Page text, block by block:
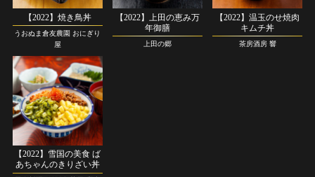
【2022】焼き鳥丼
うおぬま倉友農園 おにぎり
屋
【2022】上田の恵み万
年御膳
上田の郷
【2022】温玉のせ焼肉
キムチ丼
茶房酒房 響
【2022】雪国の美食 ば
あちゃんのきりざい丼